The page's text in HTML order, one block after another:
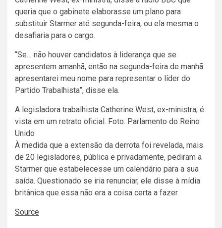
queria que o gabinete elaborasse um plano para
substituir Starmer até segunda-feira, ou ela mesma o
desafiaria para o cargo.
“Se… não houver candidatos à liderança que se
apresentem amanhã, então na segunda-feira de manhã
apresentarei meu nome para representar o líder do
Partido Trabalhista”, disse ela.
A legisladora trabalhista Catherine West, ex-ministra, é
vista em um retrato oficial. Foto: Parlamento do Reino
Unido
À medida que a extensão da derrota foi revelada, mais
de 20 legisladores, pública e privadamente, ‌pediram a
Starmer que estabelecesse um calendário para a sua
saída. Questionado se iria renunciar, ele disse à mídia
britânica que essa não era a coisa certa a fazer.
Source